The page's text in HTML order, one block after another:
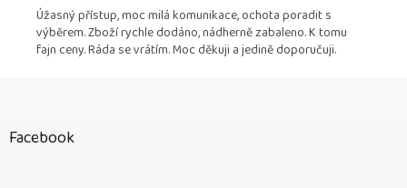
Úžasný přístup, moc milá komunikace, ochota poradit s
výběrem. Zboží rychle dodáno, nádherně zabaleno. K tomu
fajn ceny. Ráda se vrátím. Moc děkuji a jedině doporučuji.
Facebook